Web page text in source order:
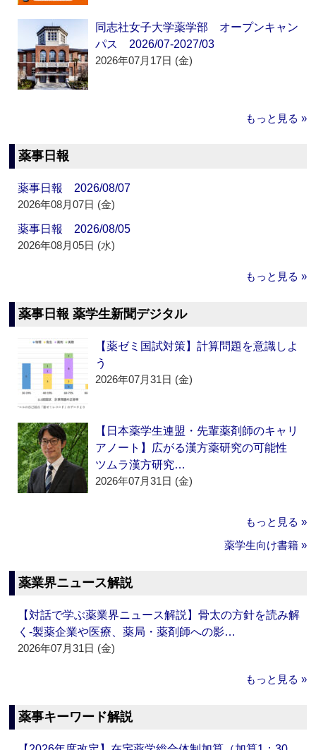
同志社女子大学薬学部 オープンキャン
パス 2026/07-2027/03
2026年07月17日 (金)
もっと見る »
薬事日報
薬事日報 2026/08/07
2026年08月07日 (金)
薬事日報 2026/08/05
2026年08月05日 (水)
もっと見る »
薬事日報 薬学生新聞デジタル
【薬ゼミ国試対策】計算問題を意識しよ
う
2026年07月31日 (金)
【日本薬学生連盟・先輩薬剤師のキャリ
アノート】広がる漢方薬研究の可能性
ツムラ漢方研究…
2026年07月31日 (金)
もっと見る »
薬学生向け書籍 »
薬業界ニュース解説
【対話で学ぶ薬業界ニュース解説】骨太の方針を読み解
く‐製薬企業や医療、薬局・薬剤師への影…
2026年07月31日 (金)
もっと見る »
薬事キーワード解説